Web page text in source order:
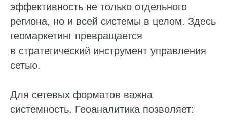
эффективность не только отдельного
региона, но и всей системы в целом. Здесь
геомаркетинг превращается
в стратегический инструмент управления
сетью.
Для сетевых форматов важна
системность. Геоаналитика позволяет: